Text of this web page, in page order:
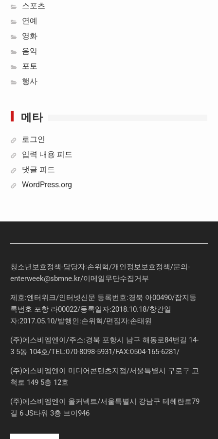
스포츠
연예
영화
음악
포토
행사
메타
로그인
입력 내용 피드
댓글 피드
WordPress.org
청소년보호정책-담당자:손위혁/개인정보보호정책/문의-
enterweek@sbmne.kr/이메일무단수집거부
제호:엔터위크/인터넷신문 등록번호:경북 아00490/잡지등
록번호 포항 라00022/등록일자:2018.10.18/창간일
자:2017.05.10/발행인:손위혁/편집자:손태원
(주)에스비엠엔이/주소:경북 포항시 남구 해동로84번길 14-
3 5동 104호/TEL:070-8098-5931/FAX:0504-165-6281/
(주)에스비엠엔이 미디어콘텐츠지점/서울특별시 구로구 고
척로 149 5층 12호
(주)에스비엠엔이 올커넥트/서울특별시 강남구 테헤란로79
길 6 JS타워 3층 브이946